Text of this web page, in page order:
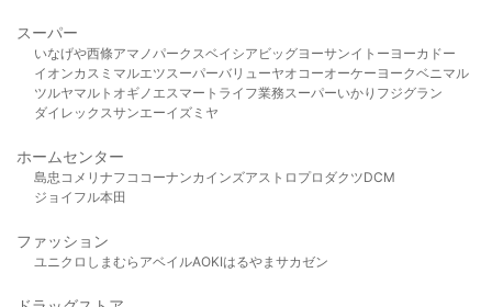
スーパー
いなげや西條アマノパークスベイシア ビッグヨーサンイトーヨーカドー
イオンカスミ マルエツスーパーバリューヤオコーオーケー ヨークベニマル
ツルヤマルト オギノ エスマート ライフ業務スーパーいかり フジグラン
ダイレックスサンエーイズミヤ
ホームセンター
島忠 コメリ ナフコ コーナンカインズアストロプロダクツDCM
ジョイフル本田
ファッション
ユニクロ しまむら アベイルAOKIはるやま サカゼン